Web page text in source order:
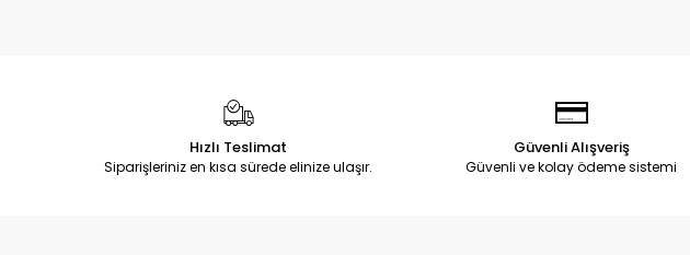
Hızlı Teslimat
Siparişleriniz en kısa sürede elinize ulaşır.
Güvenli Alışveriş
Güvenli ve kolay ödeme sistemi